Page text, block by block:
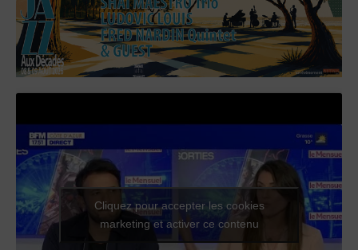
Cliquez pour accepter les cookies
marketing et activer ce contenu